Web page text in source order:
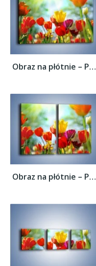
Obraz na płótnie – Pole polskich tulipanów...
Obraz na płótnie – Pole polskich tulipanów...